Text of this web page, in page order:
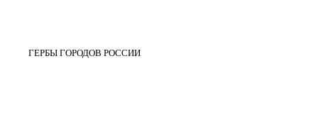
ГЕРБЫ ГОРОДОВ РОССИИ